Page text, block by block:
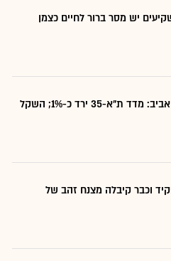
נעילה אדומה בתל אביב: מדד ת"א-35 ירד כ-1%; השקל
וכבר קיבלה מצנח זהב של